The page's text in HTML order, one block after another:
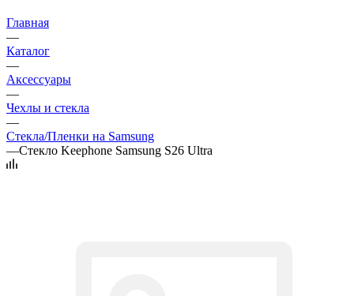
Главная
—
Каталог
—
Аксессуары
—
Чехлы и стекла
—
Стекла/Пленки на Samsung
—Стекло Keephone Samsung S26 Ultra